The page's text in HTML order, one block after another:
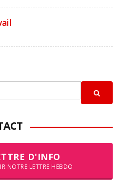
D'INFO
NOTRE LETTRE HEBDO